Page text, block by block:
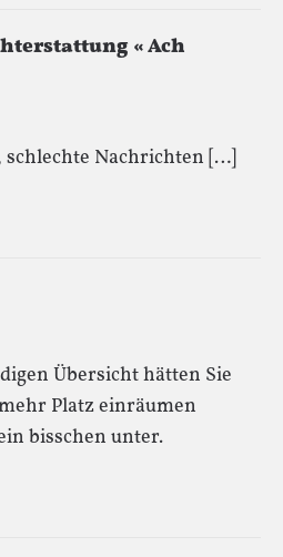
« Ach
Nachrichten […]
Übersicht hätten Sie
Platz einräumen
bisschen unter.